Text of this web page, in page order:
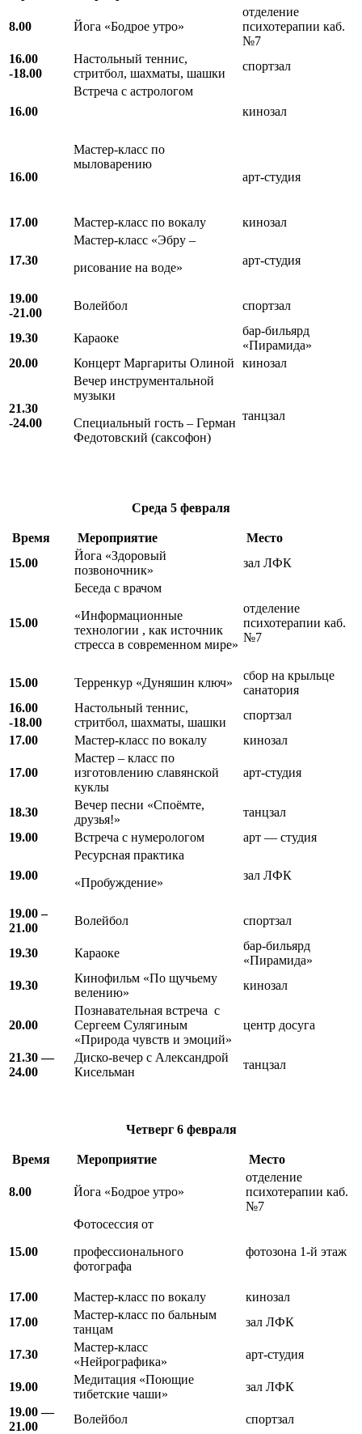
8.00 Йога «Бодрое утро»
отделение
психотерапии каб.
№7
16.00
-18.00
Настольный теннис,
стритбол, шахматы, шашки
спортзал
16.00
Встреча с астрологом
кинозал
16.00
Мастер-класс по
мыловарению
арт-студия
17.00 Мастер-класс по вокалу кинозал
17.30
Мастер-класс «Эбру –
рисование на воде»
арт-студия
19.00
-21.00
Волейбол спортзал
19.30 Караоке
бар-бильярд
«Пирамида»
20.00
Концерт Маргариты Олиной кинозал
21.30
-24.00
Вечер инструментальной
музыки
Специальный гость – Герман
Федотовский (саксофон)
танцзал
Среда 5 февраля
Время Мероприятие
Место
15.00
Йога «Здоровый
позвоночник»
зал ЛФК
15.00
Беседа с врачом
«Информационные
технологии , как источник
стресса в современном мире»
отделение
психотерапии каб.
№7
15.00 Терренкур «Дуняшин ключ»
сбор на крыльце
санатория
16.00
-18.00
Настольный теннис,
стритбол, шахматы, шашки
спортзал
17.00
Мастер-класс по вокалу кинозал
17.00
Мастер – класс по
изготовлению славянской
куклы
арт-студия
18.30
Вечер песни «Споёмте,
друзья!»
танцзал
19.00
Встреча с нумерологом арт — студия
19.00
Ресурсная практика
«Пробуждение»
зал ЛФК
19.00 –
21.00
Волейбол спортзал
19.30 Караоке
бар-бильярд
«Пирамида»
19.30
Кинофильм «По щучьему
велению»
кинозал
20.00
Познавательная встреча с
Сергеем Сулягиным
«Природа чувств и эмоций»
центр досуга
21.30 —
24.00
Диско-вечер с Александрой
Кисельман
танцзал
Четверг 6 февраля
Время Мероприятие Место
8.00 Йога «Бодрое утро»
отделение
психотерапии каб.
№7
15.00
Фотосессия от
профессионального
фотографа
фотозона 1-й этаж
17.00 Мастер-класс по вокалу
кинозал
17.00
Мастер-класс по бальным
танцам
зал ЛФК
17.30
Мастер-класс
«Нейрографика»
арт-студия
19.00
Медитация «Поющие
тибетские чаши»
зал ЛФК
19.00 —
21.00
Волейбол спортзал